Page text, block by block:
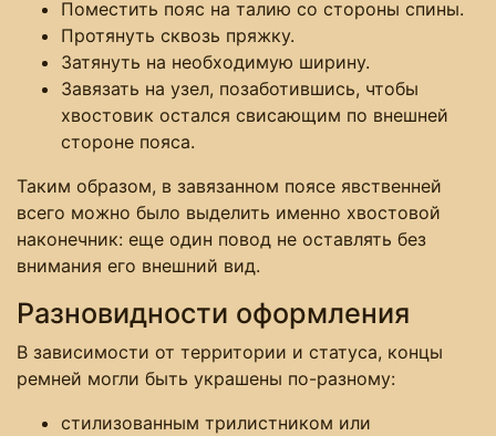
Поместить пояс на талию со стороны спины.
Протянуть сквозь пряжку.
Затянуть на необходимую ширину.
Завязать на узел, позаботившись, чтобы
хвостовик остался свисающим по внешней
стороне пояса.
Таким образом, в завязанном поясе явственней
всего можно было выделить именно хвостовой
наконечник: еще один повод не оставлять без
внимания его внешний вид.
Разновидности оформления
В зависимости от территории и статуса, концы
ремней могли быть украшены по-разному:
стилизованным трилистником или